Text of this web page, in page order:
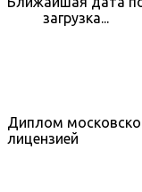
загрузка...
Диплом
лицензией